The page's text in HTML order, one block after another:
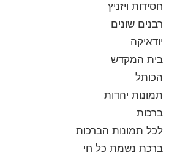
חסידות ויזניץ
רבנים שונים
יודאיקה
בית המקדש
הכותל
תמונות יהדות
ברכות
לכל תמונות הברכות
ברכת נשמת כל חי